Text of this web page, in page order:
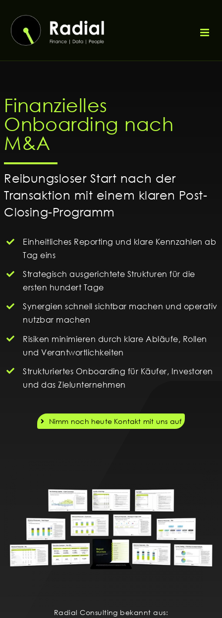
Inhalt
springen
Finanzielles
Onboarding nach
M&A
Reibungsloser Start nach der
Transaktion mit einem klaren Post-
Closing-Programm
Einheitliches Reporting und klare Kennzahlen ab
Tag eins
Strategisch ausgerichtete Strukturen für die
ersten hundert Tage
Synergien schnell sichtbar machen und operativ
nutzbar machen
Risiken minimieren durch klare Abläufe, Rollen
und Verantwortlichkeiten
Strukturiertes Onboarding für Käufer, Investoren
und das Zielunternehmen
Nimm noch heute Kontakt mit uns auf
Radial Consulting bekannt aus: